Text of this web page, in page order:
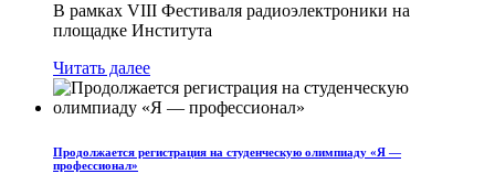
В рамках VIII Фестиваля радиоэлектроники на
площадке Института
Читать далее
Продолжается регистрация на студенческую олимпиаду «Я —
профессионал»